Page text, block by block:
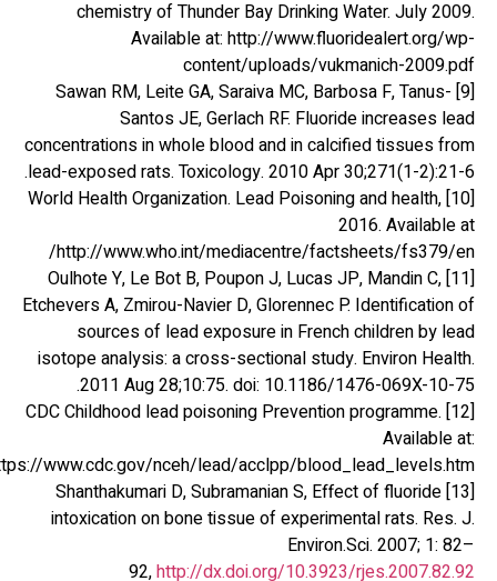
chemistry of Thunder Bay Drinking Water. July 2009.
Available at: http://www.fluoridealert.org/wp-
content/uploads/vukmanich-2009.pdf
[9] Sawan RM, Leite GA, Saraiva MC, Barbosa F, Tanus-
Santos JE, Gerlach RF. Fluoride increases lead
concentrations in whole blood and in calcified tissues from
lead-exposed rats. Toxicology. 2010 Apr 30;271(1-2):21-6.
[10] World Health Organization. Lead Poisoning and health,
2016. Available at
http://www.who.int/mediacentre/factsheets/fs379/en/
[11] Oulhote Y, Le Bot B, Poupon J, Lucas JP, Mandin C,
Etchevers A, Zmirou-Navier D, Glorennec P. Identification of
sources of lead exposure in French children by lead
isotope analysis: a cross-sectional study. Environ Health.
2011 Aug 28;10:75. doi: 10.1186/1476-069X-10-75.
[12] CDC Childhood lead poisoning Prevention programme.
Available at:
https://www.cdc.gov/nceh/lead/acclpp/blood_lead_levels.htm
[13] Shanthakumari D, Subramanian S, Effect of fluoride
intoxication on bone tissue of experimental rats. Res. J.
Environ.Sci. 2007; 1: 82–
92,http://dx.doi.org/10.3923/rjes.2007.82.92